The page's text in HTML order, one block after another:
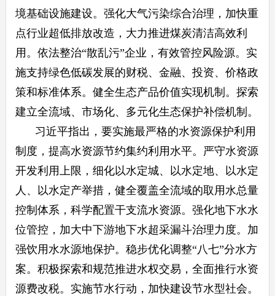
境基础设施建设。强化大气污染综合治理，加快重
点行业超低排放改造，大力推进煤炭清洁高效利
用。依法整治“散乱污”企业，有效管控风险源。实
施支持绿色低碳发展的财税、金融、投资、价格政
策和标准体系。健全生态产品价值实现机制。探索
建立全流域、市场化、多元化生态保护补偿机制。
习近平指出，要实施最严格的水资源保护利用
制度，提高水资源节约集约利用水平。严守水资源
开发利用上限，细化以水定城、以水定地、以水定
人、以水定产举措，健全覆盖全流域的取用水总量
控制体系，科学配置干支流水资源。强化地下水水
位管控，加大中下游地下水超采漏斗治理力度。加
强饮用水水源地保护。稳步优化调整“八七”分水方
案。积极探索和规范推进水权交易，全面推行水资
源费改税。实施节水行动，加快建设节水型社会。